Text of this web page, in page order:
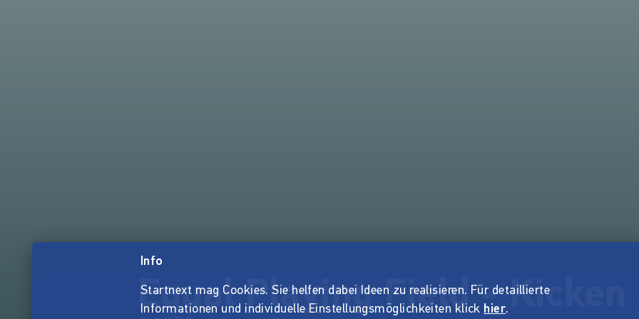
Equal Playing Field - Kicken
Info
Startnext mag Cookies. Sie helfen dabei Ideen zu realisieren. Für detaillierte
Informationen und individuelle Einstellungsmöglichkeiten klick hier.